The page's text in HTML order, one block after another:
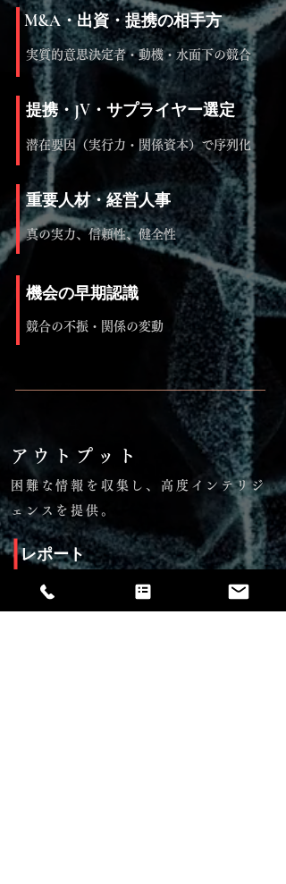
M&A・出資・提携の相手方
実質的意思決定者・動機・水面下の競合
提携・JV・サプライヤー選定
潜在要因（実行力・関係資本）で序列化
重要人材・経営人事
真の実力、信頼性、健全性
機会の早期認識
競合の不振・関係の変動
アウトプット
困難な情報を収集し、高度インテリジ
ェンスを提供。
レポート
ブリーフィングメモ、インテリジェンス・レ
ポートを提供します。